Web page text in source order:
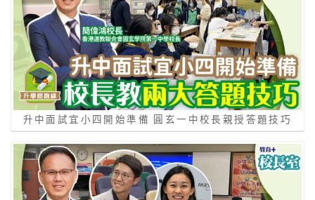
升中面試宜小四開始準備 圓玄一中校長親授答題技巧